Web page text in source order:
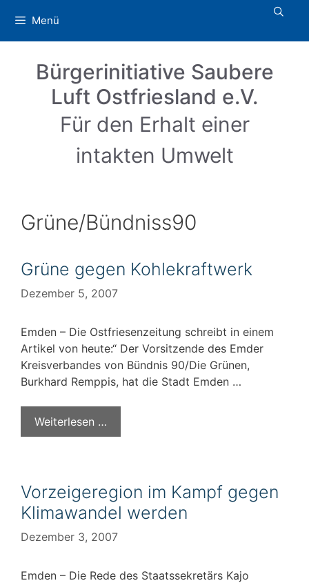
Inhalt
springen
Menü
Bürgerinitiative Saubere
Luft Ostfriesland e.V.
Für den Erhalt einer
intakten Umwelt
Grüne/Bündniss90
Grüne gegen Kohlekraftwerk
Dezember 5, 2007
Emden – Die Ostfriesenzeitung schreibt in einem
Artikel von heute:“ Der Vorsitzende des Emder
Kreisverbandes von Bündnis 90/Die Grünen,
Burkhard Remppis, hat die Stadt Emden …
Weiterlesen …
Vorzeigeregion im Kampf gegen
Klimawandel werden
Dezember 3, 2007
Emden – Die Rede des Staatssekretärs Kajo